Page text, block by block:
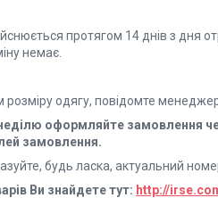
протягом 14 днів з дня
немає.
одягу, повідомте
оформляйте замовлення
замовлення.
будь ласка, актуальний
Ви знайдете тут: http://